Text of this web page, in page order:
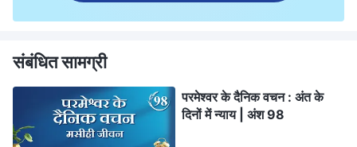
संबंधित सामग्री
परमेश्वर के दैनिक वचन : अंत के
दिनों में न्याय | अंश 98